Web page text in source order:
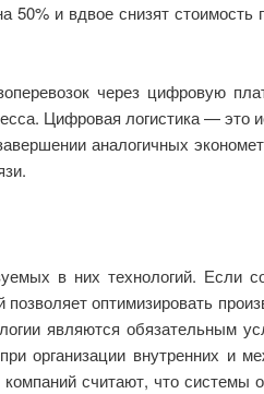
и вдвое снизят
через цифровую
Цифровая логистика — это
аналогичных
в них технологий. Если
оптимизировать
являются обязательным
организации внутренних и
считают, что системы